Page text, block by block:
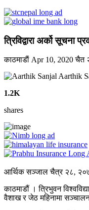
त्रिविद्वारा अर्को सूचना
काठमाडाैं Apr 10, 2020चैत
Aarthik
1.2K
shares
आर्थिक सञ्जाल चैत्र २८,
काठमाडौं । त्रिभुवन
वैशाख र जेठ महिनामा सञ्चालन